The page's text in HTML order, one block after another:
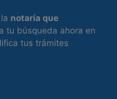
notaría que
tu búsqueda ahora en
tus trámites